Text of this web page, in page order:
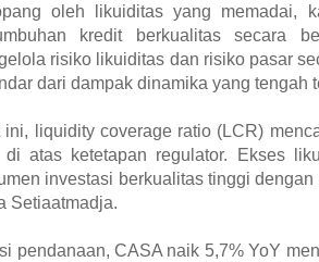
oleh likuiditas yang memadai,
kredit berkualitas secara
risiko likuiditas dan risiko pasar
dari dampak dinamika yang tengah
ini, liquidity coverage ratio (LCR)
di atas ketetapan regulator. Ekses
investasi berkualitas tinggi
Setiaatmadja.
pendanaan, CASA naik 5,7% YoY